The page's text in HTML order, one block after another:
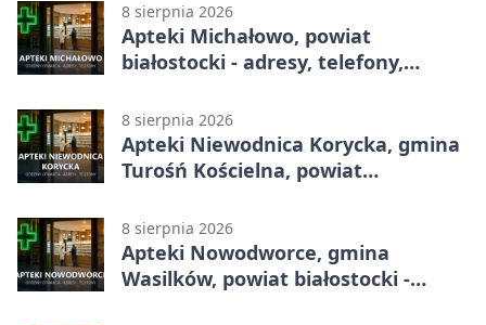
8 sierpnia 2026
Apteki Michałowo, powiat
białostocki - adresy, telefony,
8 sierpnia 2026
Apteki Niewodnica Korycka, gmina
Turośń Kościelna, powiat
godziny otwarcia
8 sierpnia 2026
Apteki Nowodworce, gmina
Wasilków, powiat białostocki -